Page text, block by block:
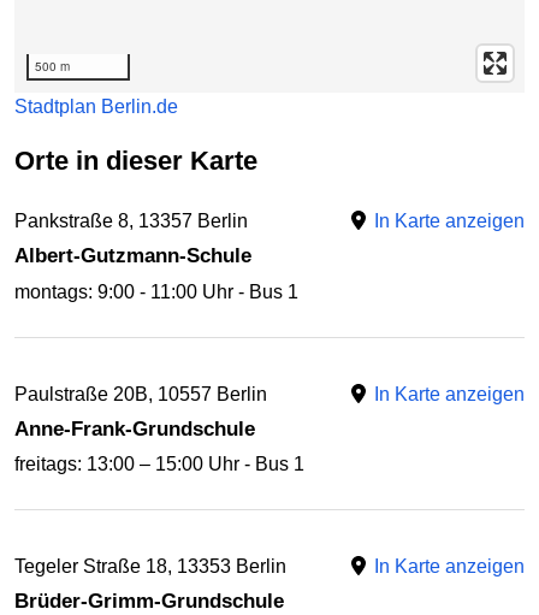
500 m
Stadtplan Berlin.de
Orte in dieser Karte
Pankstraße 8, 13357 Berlin In Karte anzeigen
Albert-Gutzmann-Schule
montags: 9:00 - 11:00 Uhr - Bus 1
Paulstraße 20B, 10557 Berlin In Karte anzeigen
Anne-Frank-Grundschule
freitags: 13:00 – 15:00 Uhr - Bus 1
Tegeler Straße 18, 13353 Berlin In Karte anzeigen
Brüder-Grimm-Grundschule